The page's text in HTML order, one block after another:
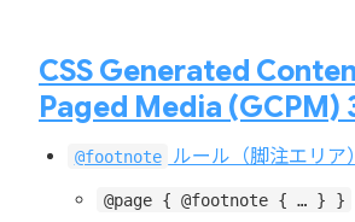
CSS Generated
Paged Media (GCPM)
@footnote ルール（脚注エリア）
@page { @footnote { … } }